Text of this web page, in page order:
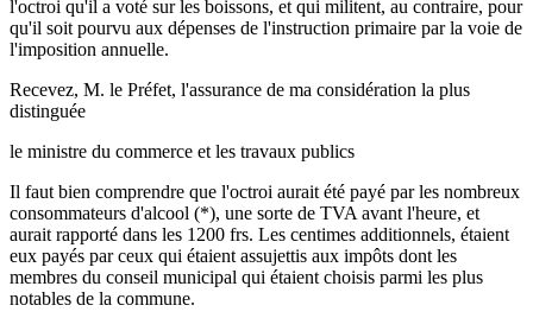
l'octroi qu'il a voté sur les boissons, et qui militent, au contraire, pour
qu'il soit pourvu aux dépenses de l'instruction primaire par la voie de
l'imposition annuelle.
Recevez, M. le Préfet, l'assurance de ma considération la plus
distinguée
le ministre du commerce et les travaux publics
Il faut bien comprendre que l'octroi aurait été payé par les nombreux
consommateurs d'alcool (*), une sorte de TVA avant l'heure, et
aurait rapporté dans les 1200 frs. Les centimes additionnels, étaient
eux payés par ceux qui étaient assujettis aux impôts dont les
membres du conseil municipal qui étaient choisis parmi les plus
notables de la commune.